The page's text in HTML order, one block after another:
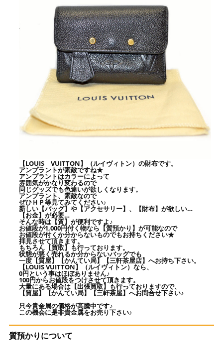
【LOUIS VUITTON】（ルイヴィトン）の財布です。
アンプラントが素敵ですね★
アンプラントはカラーによって
雰囲気がかなり変わるので
同じグッズでも色違いが欲しくなります。
アンプラント、素敵なので
ぜひＨＰ等見てみてください♪
新しい【バッグ】や【アクセサリー】、【財布】が欲しい…
【お金】が必要…
そんな時は【質】が便利ですよ♪
お値段が1,000円付く物なら【質預かり】が可能なので
お値段が付くか分からないものでもお持ちください★
拝見させて頂きます。
もちろん【買取】も行っております。
状態が悪く売れるか分からないバッグでも
一度【質屋】【かんてい局】【三軒茶屋店】へお持ち下さい。
【LOUIS VUITTON】（ルイヴィトン）なら、
0円という事はほぼありません♪
100円からお値段をつけさせて頂きます。
大量にある場合は【出張買取】も行っておりますので、
【質屋】【かんてい局】【三軒茶屋】へお問合せ下さい♪
只今貴金属の価格が高騰中です♪
この機会に是非貴金属をお売り下さい♪
質預かりについて